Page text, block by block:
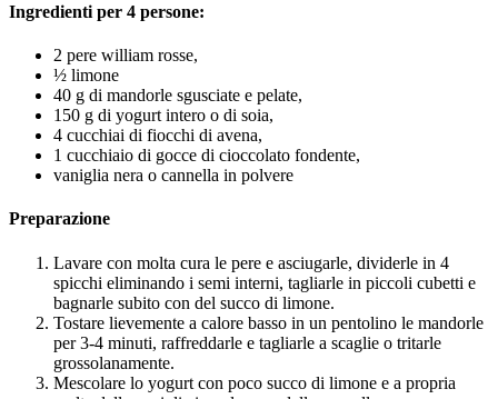
Ingredienti per 4 persone:
2 pere william rosse,
½ limone
40 g di mandorle sgusciate e pelate,
150 g di yogurt intero o di soia,
4 cucchiai di fiocchi di avena,
1 cucchiaio di gocce di cioccolato fondente,
vaniglia nera o cannella in polvere
Preparazione
Lavare con molta cura le pere e asciugarle, dividerle in 4
spicchi eliminando i semi interni, tagliarle in piccoli cubetti e
bagnarle subito con del succo di limone.
Tostare lievemente a calore basso in un pentolino le mandorle
per 3-4 minuti, raffreddarle e tagliarle a scaglie o tritarle
grossolanamente.
Mescolare lo yogurt con poco succo di limone e a propria